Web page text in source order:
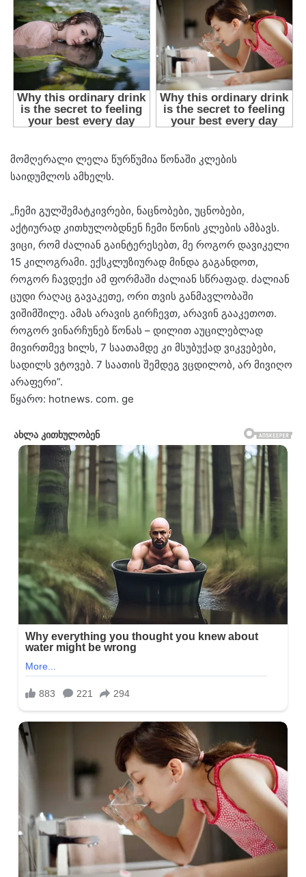
მომღერალი ლელა წურწუმია წონაში კლების
საიდუმლოს ამხელს.
„ჩემი გულშემატკივრები, ნაცნობები, უცნობები,
აქტიურად კითხულობდნენ ჩემი წონის კლების ამბავს.
ვიცი, რომ ძალიან გაინტერესებთ, მე როგორ დავიკელი
15 კილოგრამი. ექსკლუზიურად მინდა გაგანდოთ,
როგორ ჩავდექი ამ ფორმაში ძალიან სწრაფად. ძალიან
ცუდი რაღაც გავაკეთე, ორი თვის განმავლობაში
ვიშიმშილე. ამას არავის გირჩევთ, არავინ გააკეთოთ.
როგორ ვინარჩუნებ წონას – დილით აუცილებლად
მივირთმევ ხილს, 7 საათამდე კი მსუბუქად ვიკვებები,
სადილს ვტოვებ. 7 საათის შემდეგ ვცდილობ, არ მივიღო
არაფერი”.
წყარო: hotnews. com. ge